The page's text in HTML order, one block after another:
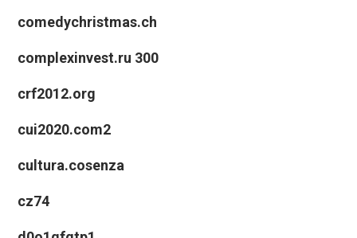
comedychristmas.ch
complexinvest.ru 300
crf2012.org
cui2020.com2
cultura.cosenza
cz74